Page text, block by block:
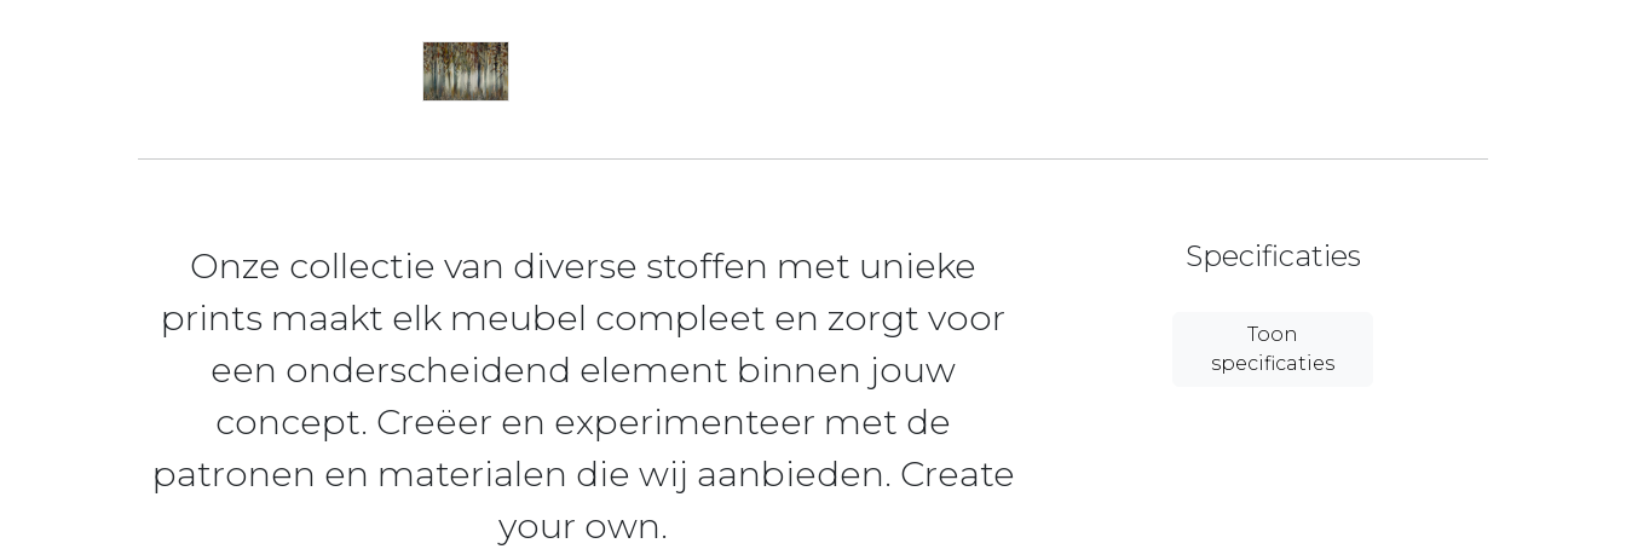
Onze collectie van diverse stoffen met unieke
prints maakt elk meubel compleet en zorgt voor
een onderscheidend element binnen jouw
concept. Creëer en experimenteer met de
patronen en materialen die wij aanbieden. Create
your own.
Specificaties
Toon
specificaties